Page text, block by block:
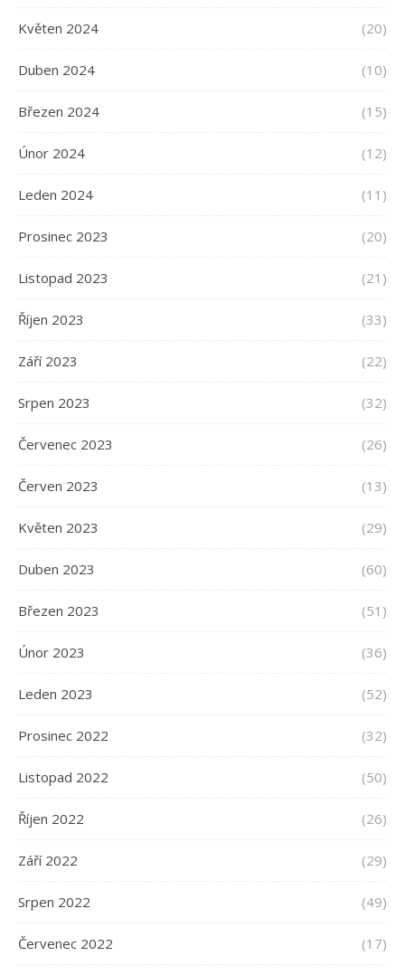
Květen 2024 (20)
Duben 2024 (10)
Březen 2024 (15)
Únor 2024 (12)
Leden 2024 (11)
Prosinec 2023 (20)
Listopad 2023 (21)
Říjen 2023 (33)
Září 2023 (22)
Srpen 2023 (32)
Červenec 2023 (26)
Červen 2023 (13)
Květen 2023 (29)
Duben 2023 (60)
Březen 2023 (51)
Únor 2023 (36)
Leden 2023 (52)
Prosinec 2022 (32)
Listopad 2022 (50)
Říjen 2022 (26)
Září 2022 (29)
Srpen 2022 (49)
Červenec 2022 (17)